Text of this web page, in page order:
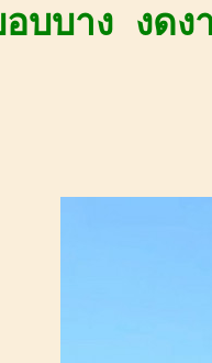
อบบาง งด